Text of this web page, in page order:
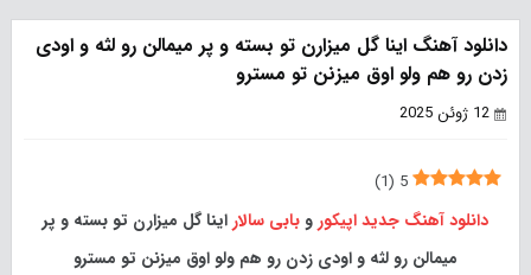
دانلود آهنگ اینا گل میزارن تو بسته و پر میمالن رو لثه و اودی
زدن رو هم ولو اوق میزنن تو مسترو
12 ژوئن 2025
5
(
1
)
دانلود آهنگ جدیداپیکور و بابی سالار اینا گل میزارن تو بسته و پر
میمالن رو لثه و اودی زدن رو هم ولو اوق میزنن تو مسترو